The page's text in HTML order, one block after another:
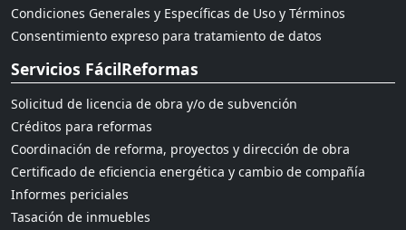
Condiciones Generales y Específicas de Uso y Términos
Consentimiento expreso para tratamiento de datos
Servicios FácilReformas
Solicitud de licencia de obra y/o de subvención
Créditos para reformas
Coordinación de reforma, proyectos y dirección de obra
Certificado de eficiencia energética y cambio de compañía
Informes periciales
Tasación de inmuebles